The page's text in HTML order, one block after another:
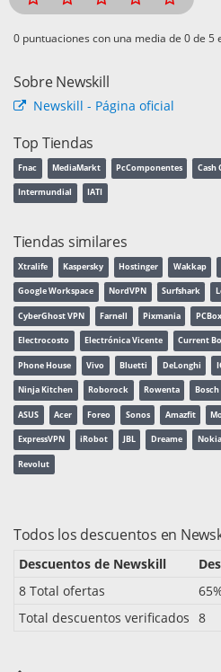
puntuaciones con una media de de 5
Sobre Newskill
Newskill - Página oficial
Top Tiendas
Fnac MediaMarkt PcComponentes Cash
Intermundial IATI
Tiendas similares
Xtralife Kaspersky Hostinger Wakkap
Google Workspace NordVPN Surfshark
CyberGhost VPN Farnell Pixmania PCBox
Electrocosto Electrónica Vicente Current
Phone House Vivo Bluetti DeLonghi
Ninja Kitchen Roborock Rowenta Bosch
ASUS Acer Foreo Sonos Amazfit
ExpressVPN iRobot JBL Dreame Nokia
Revolut
Todos los descuentos en
Descuentos de Newskill
8 Total ofertas
Total descuentos verificados 8